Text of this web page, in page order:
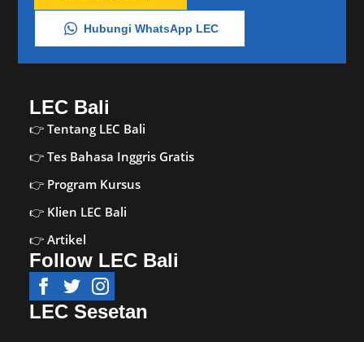
Hubungi WhatsApp LEC
LEC Bali
Tentang LEC Bali
Tes Bahasa Inggris Gratis
Program Kursus
Klien LEC Bali
Artikel
Follow LEC Bali
LEC Sesetan